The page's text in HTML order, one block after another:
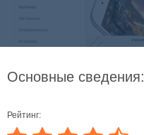
Основные сведения:
Рейтинг: